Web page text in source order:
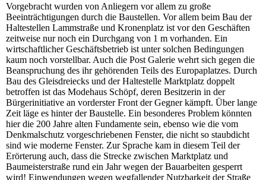
Vorgebracht wurden von Anliegern vor allem zu große
Beeinträchtigungen durch die Baustellen. Vor allem beim Bau der
Haltestellen Lammstraße und Kronenplatz ist vor den Geschäften
zeitweise nur noch ein Durchgang von 1 m vorhanden. Ein
wirtschaftlicher Geschäftsbetrieb ist unter solchen Bedingungen
kaum noch vorstellbar. Auch die Post Galerie wehrt sich gegen die
Beanspruchung des ihr gehörenden Teils des Europaplatzes. Durch
Bau des Gleisdreiecks und der Haltestelle Marktplatz doppelt
betroffen ist das Modehaus Schöpf, deren Besitzerin in der
Bürgerinitiative an vorderster Front der Gegner kämpft. Über lange
Zeit läge es hinter der Baustelle. Ein besonderes Problem könnten
hier die 200 Jahre alten Fundamente sein, ebenso wie die vom
Denkmalschutz vorgeschriebenen Fenster, die nicht so staubdicht
sind wie moderne Fenster. Zur Sprache kam in diesem Teil der
Erörterung auch, dass die Strecke zwischen Marktplatz und
Baumeisterstraße rund ein Jahr wegen der Bauarbeiten gesperrt
wird! Einwendungen wegen wegfallender Nutzbarkeit der Straße